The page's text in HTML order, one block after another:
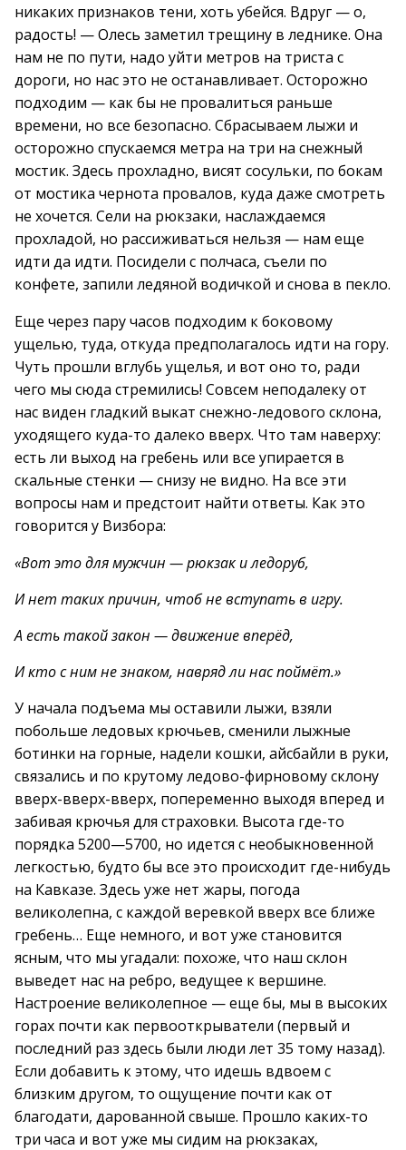
никаких признаков тени, хоть убейся. Вдруг — о,
радость! — Олесь заметил трещину в леднике. Она
нам не по пути, надо уйти метров на триста с
дороги, но нас это не останавливает. Осторожно
подходим — как бы не провалиться раньше
времени, но все безопасно. Сбрасываем лыжи и
осторожно спускаемся метра на три на снежный
мостик. Здесь прохладно, висят сосульки, по бокам
от мостика чернота провалов, куда даже смотреть
не хочется. Сели на рюкзаки, наслаждаемся
прохладой, но рассиживаться нельзя — нам еще
идти да идти. Посидели с полчаса, съели по
конфете, запили ледяной водичкой и снова в пекло.
Еще через пару часов подходим к боковому
ущелью, туда, откуда предполагалось идти на гору.
Чуть прошли вглубь ущелья, и вот оно то, ради
чего мы сюда стремились! Совсем неподалеку от
нас виден гладкий выкат снежно-ледового склона,
уходящего куда-то далеко вверх. Что там наверху:
есть ли выход на гребень или все упирается в
скальные стенки — снизу не видно. На все эти
вопросы нам и предстоит найти ответы. Как это
говорится у Визбора:
«Вот это для мужчин — рюкзак и ледоруб,
И нет таких причин, чтоб не вступать в игру.
А есть такой закон — движение вперёд,
И кто с ним не знаком, навряд ли нас поймёт.»
У начала подъема мы оставили лыжи, взяли
побольше ледовых крючьев, сменили лыжные
ботинки на горные, надели кошки, айсбайли в руки,
связались и по крутому ледово-фирновому склону
вверх-вверх-вверх, попеременно выходя вперед и
забивая крючья для страховки. Высота где-то
порядка 5200—5700, но идется с необыкновенной
легкостью, будто бы все это происходит где-нибудь
на Кавказе. Здесь уже нет жары, погода
великолепна, с каждой веревкой вверх все ближе
гребень… Еще немного, и вот уже становится
ясным, что мы угадали: похоже, что наш склон
выведет нас на ребро, ведущее к вершине.
Настроение великолепное — еще бы, мы в высоких
горах почти как первооткрыватели (первый и
последний раз здесь были люди лет 35 тому назад).
Если добавить к этому, что идешь вдвоем с
близким другом, то ощущение почти как от
благодати, дарованной свыше. Прошло каких-то
три часа и вот уже мы сидим на рюкзаках,